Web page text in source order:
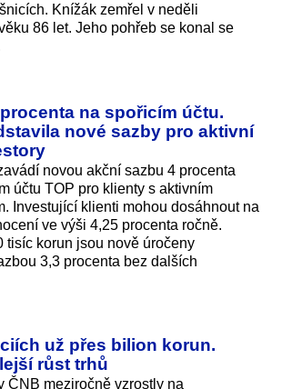
Knížák zemřel v neděli
86 let. Jeho pohřeb se konal se
na spořicím účtu.
nové sazby pro aktivní
novou akční sazbu 4 procenta
účtu TOP pro klienty s aktivním
Investující klienti mohou dosáhnout na
ve výši 4,25 procenta ročně.
tisíc korun jsou nově úročeny
3,3 procenta bez dalších
už přes bilion korun.
růst trhů
ČNB meziročně vzrostly na